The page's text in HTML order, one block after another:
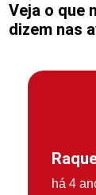
Veja o que
dizem nas
há 4